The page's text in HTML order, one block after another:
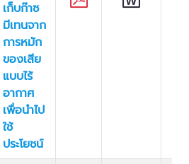
เก็บก๊าซ
มีเทนจาก
การหมัก
ของเสีย
แบบไร้
อากาศ
เพื่อนำไป
ใช้
ประโยชน์